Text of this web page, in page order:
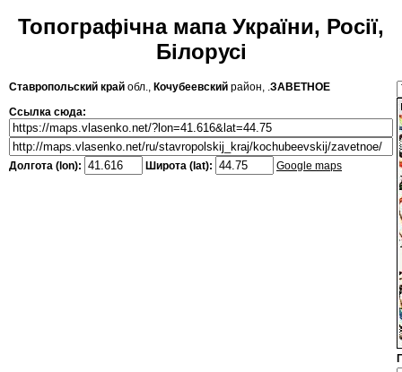
Топографічна мапа України, Росії,
Білорусі
Ставропольский край обл., Кочубеевский район, .ЗАВЕТНОЕ
Ссылка сюда:
Долгота (lon): Широта (lat): Google maps